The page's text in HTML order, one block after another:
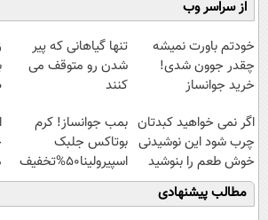
آموزش رایگان
امشب)
سبک و
پرداخت
از سراسر وب
خودتم باورت نمیشه
چقدر جوون شدی!
خرید جوانساز
ویژه
تنها گیاهانی که پیر
شدن رو متوقف می
کنند
اگر نمی خواهید کبدتان
چرب شود این نوشیدنی
خوش طعم را بنوشید
بمب جوانساز! کرم
بوتاکس جلبک
اسپیرولینا50%تخفیف
مطالب پیشنهادی